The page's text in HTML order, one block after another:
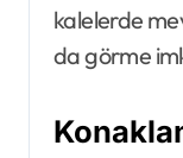
kalelerde
da görme